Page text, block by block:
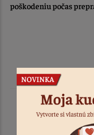
poškodeniu počas